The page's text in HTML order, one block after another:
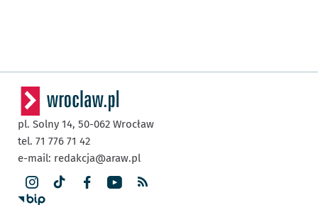
pl. Solny 14, 50-062 Wrocław
tel. 71 776 71 42
e-mail: redakcja@araw.pl